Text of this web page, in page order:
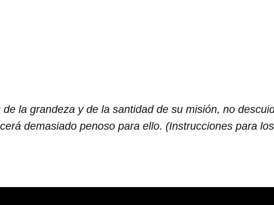
la grandeza y de la santidad de su misión, no
demasiado penoso para ello. (Instrucciones para